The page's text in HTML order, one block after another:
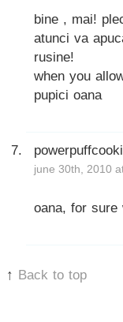
bine , mai!
atunci va
rusine!
when you
pupici oana
june 30th, 2010
oana, for sure
↑ Back to top